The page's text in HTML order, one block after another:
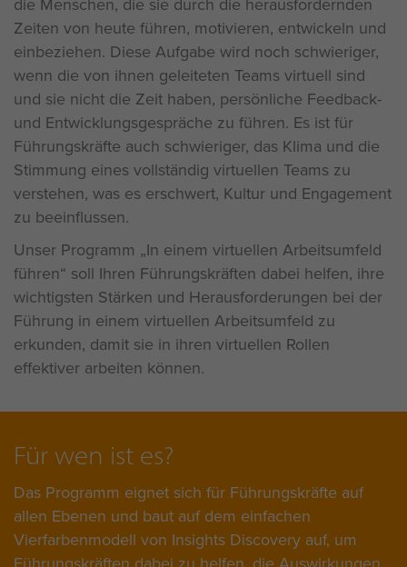
Zeiten von heute führen, motivieren, entwickeln und
einbeziehen. Diese Aufgabe wird noch schwieriger,
wenn die von ihnen geleiteten Teams virtuell sind
und sie nicht die Zeit haben, persönliche Feedback-
und Entwicklungsgespräche zu führen. Es ist für
Führungskräfte auch schwieriger, das Klima und die
Stimmung eines vollständig virtuellen Teams zu
verstehen, was es erschwert, Kultur und Engagement
zu beeinflussen.
Unser Programm „In einem virtuellen Arbeitsumfeld
führen“ soll Ihren Führungskräften dabei helfen, ihre
wichtigsten Stärken und Herausforderungen bei der
Führung in einem virtuellen Arbeitsumfeld zu
erkunden, damit sie in ihren virtuellen Rollen
effektiver arbeiten können.
Für wen ist es?
Das Programm eignet sich für Führungskräfte auf
allen Ebenen und baut auf dem einfachen
Vierfarbenmodell von Insights Discovery auf, um